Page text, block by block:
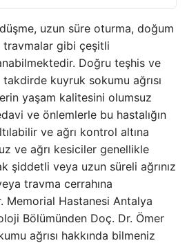
uzun süre oturma, doğum
gibi çeşitli
Doğru teşhis ve
kuyruk sokumu ağrısı
yaşam kalitesini olumsuz
ve önlemlerle bu hastalığın
ve ağrı kontrol altına
ve ağrı kesiciler genellikle
şiddetli veya uzun süreli ağrınız
travma cerrahına
Memorial Hastanesi Antalya
Bölümünden Doç. Dr. Ömer
ağrısı hakkında bilmeniz